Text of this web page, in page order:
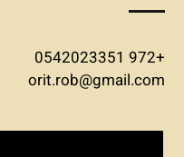
+972 0542023351
orit.rob@gmail.com